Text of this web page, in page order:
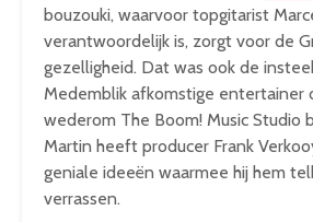
bouzouki, waarvoor topgitarist
verantwoordelijk is, zorgt voor de
gezelligheid. Dat was ook de
Medemblik afkomstige entertainer
wederom The Boom! Music Studio
Martin heeft producer Frank
geniale ideeën waarmee hij hem
verrassen.